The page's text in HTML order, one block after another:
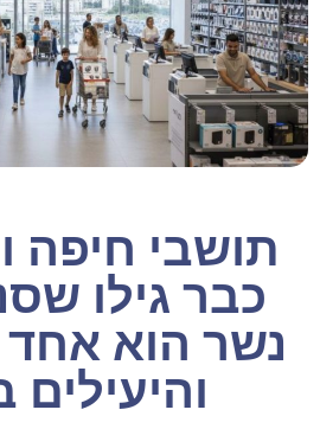
תושבי חיפה
נשר הוא אחד